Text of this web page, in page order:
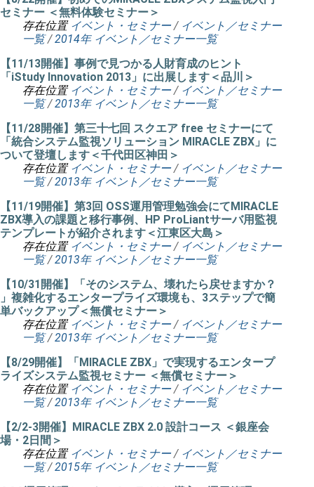
セミナー ＜無料体験セミナー＞
存在位置 イベント・セミナー / イベント／セミナー
一覧 /2014年 イベント／セミナー一覧
【11/13開催】事例で見つかる人財育成のヒント
「iStudy Innovation 2013」に出展します＜品川＞
存在位置 イベント・セミナー / イベント／セミナー
一覧 /2013年 イベント／セミナー一覧
【11/28開催】第三十七回 スクエア free セミナーにて
「統合システム監視ソリューション MIRACLE ZBX」に
ついて登壇します＜千代田区神田＞
存在位置 イベント・セミナー / イベント／セミナー
一覧 /2013年 イベント／セミナー一覧
【11/19開催】第3回 OSS運用管理勉強会にてMIRACLE
ZBX導入の課題と移行事例、HP ProLiantサーバ用監視
テンプレートが紹介されます＜江東区大島＞
存在位置 イベント・セミナー / イベント／セミナー
一覧 /2013年 イベント／セミナー一覧
【10/31開催】「そのシステム、壊れたら戻せますか？
」複雑化するエンタープライズ環境も、3ステップで簡
単バックアップ＜無償セミナー＞
存在位置 イベント・セミナー / イベント／セミナー
一覧 /2013年 イベント／セミナー一覧
【8/29開催】「MIRACLE ZBX」で実現するエンタープ
ライズシステム監視セミナー ＜無償セミナー＞
存在位置 イベント・セミナー / イベント／セミナー
一覧 /2013年 イベント／セミナー一覧
【2/2-3開催】MIRACLE ZBX 2.0 設計コース ＜銀座会
場・2日間＞
存在位置 イベント・セミナー / イベント／セミナー
一覧 /2015年 イベント／セミナー一覧